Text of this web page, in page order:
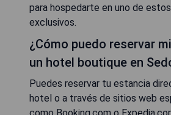
para hospedarte en uno de
exclusivos.
¿Cómo puedo reservar
un hotel boutique en
Puedes reservar tu estancia
hotel o a través de sitios web